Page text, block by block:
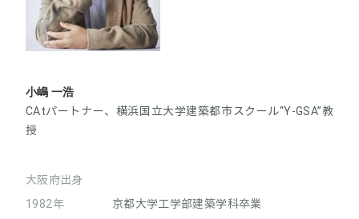
小嶋 一浩
CAtパートナー、横浜国立大学建築都市スクール“Y-GSA”教
授
大阪府出身
1982年
京都大学工学部建築学科卒業